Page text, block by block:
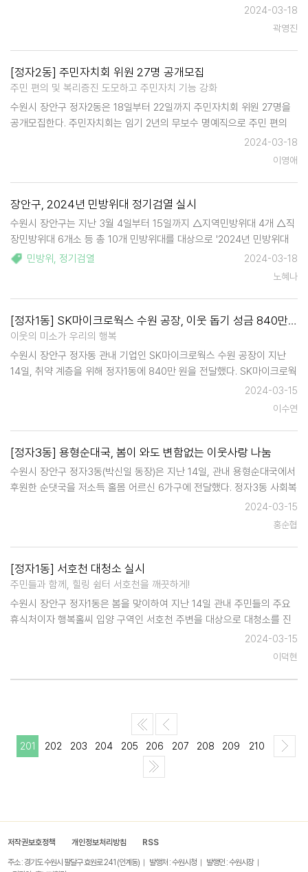
무자를 중심으로 매뉴얼에 대한 업무연찬을 실시했다. 영화동 주민자치
2024-03-18
곽영진
[정자2동] 주민자치회 위원 27명 공개모집
주민 편의 및 복리증진 도모하고 주민자치 기능 강화
수원시 장안구 정자2동은 18일부터 22일까지 주민자치회 위원 27명을
공개모집한다. 주민자치회는 임기 2년의 무보수 명예직으로 주민 편의
및 복리증진을 도모하고 주민자치 기능을 강화하여 지역공동체 형성에
2024-03-18
이영애
장안구, 2024년 민방위대 정기검열 실시
수원시 장안구는 지난 3월 4일부터 15일까지 △지역민방위대 4개 △직
장민방위대 6개소 등 총 10개 민방위대를 대상으로 '2024년 민방위대
정기 검열'을 시행했다. 이번 검열은 지난 3년간 미검열 민방위대를 대상
으로 선정하는 방식이다. 2023년 지역 및 직장민방위대의 전반적인 운
민방위 , 정기검열
2024-03-18
노혜나
[정자1동] SK마이크로웍스 수원 공장, 이웃 돕기 성금 840만 원 전달
이웃의 미소가 우리의 행복
수원시 장안구 정자동 관내 기업인 SK마이크로웍스 수원 공장이 지난
14일, 취약 계층을 위해 정자1동에 840만 원을 전달했다. SK마이크로웍
스 수원 공장은 매년 김장철과 설·추석 명절 등에 이웃 사랑을 위한 성금
2024-03-15
이수연
[정자3동] 용형순대국, 봄이 와도 변함없는 이웃사랑 나눔
수원시 장안구 정자3동(박신일 동장)은 지난 14일, 관내 용형순대국에서
후원한 순댓국을 저소득 홀몸 어르신 6가구에 전달했다. 정자3동 사회복
지 담당 직원들은 정성스럽게 포장된 순댓국을 어르신들게 전달하며 안
부를 확인하였다. 용형순대국 방영선 대표는 "정성껏 준비한 순댓국을…
2024-03-15
홍순협
[정자1동] 서호천 대청소 실시
주민들과 함께, 힐링 쉼터 서호천을 깨끗하게!
수원시 장안구 정자1동은 봄을 맞이하여 지난 14일 관내 주민들의 주요
휴식처이자 행복홀씨 입양 구역인 서호천 주변을 대상으로 대청소를 진
행했다. 이날 환경 정비 활동에는 주민자치회와 통장협의회, 환경 관리원
2024-03-15
이덕현
201 202 203 204 205 206 207 208 209 210
저작권보호정책 개인정보처리방침 RSS
주소 : 경기도 수원시 팔달구 효원로 241 (인계동) 발행처 : 수원시청
발행인 : 수원시장